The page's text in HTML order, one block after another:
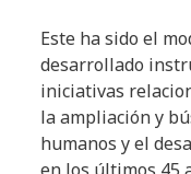
Este ha sido el
desarrollado
iniciativas
la ampliación y
humanos y el